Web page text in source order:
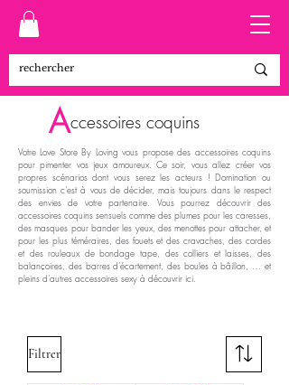
ccessoires coquins
A
Votre Love Store By Loving vous propose des accessoires coquins
pour pimenter vos jeux amoureux. Ce soir, vous allez créer vos
propres scénarios dont vous serez les acteurs ! Domination ou
soumission c’est à vous de décider, mais toujours dans le respect
des envies de votre partenaire. Vous pourrez découvrir des
accessoires coquins sensuels comme des plumes pour les caresses,
des masques pour bander les yeux, des menottes pour attacher, et
pour les plus téméraires, des fouets et des cravaches, des cordes
et des rouleaux de bondage tape, des colliers et laisses, des
balançoires, des barres d’écartement, des boules à bâillon, … et
pleins d’autres accessoires sexy à découvrir ici.
Filtrer